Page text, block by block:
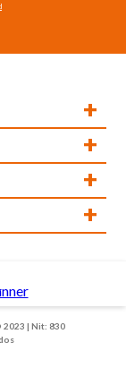
+
+
+
+
| Nit: 830